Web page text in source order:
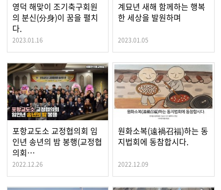
영덕 해맞이 조기축구회원
의 분신(分身)이 꿈을 펼치
다.
2023.01.16
계묘년 새해 함께하는 행복
한 세상을 발원하며
2023.01.05
포항교도소 교정협의회 임
인년 송년의 밤 봉행(교정협
의회…
2022.12.26
원화소복(遠禍召福)하는 동
지법회에 동참합시다.
2022.12.09